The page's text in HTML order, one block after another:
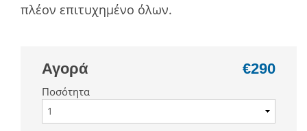
πλέον επιτυχημένο όλων.
Αγορά €290
Ποσότητα